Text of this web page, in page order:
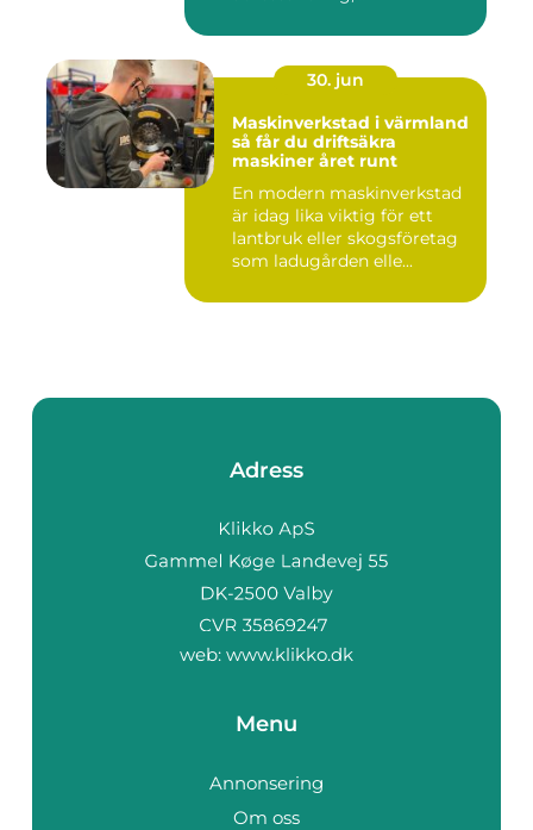
30. jun
Maskinverkstad i värmland
så får du driftsäkra
maskiner året runt
En modern maskinverkstad
är idag lika viktig för ett
lantbruk eller skogsföretag
som ladugården elle...
Adress
web: www.klikko.dk
Menu
Annonsering
Om oss